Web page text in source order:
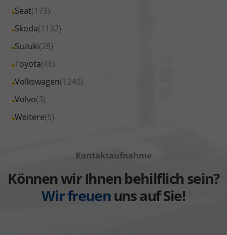
anzeigen
Peugeot
anzeigen
Fahrzeuge
Renault
anzeigen
Seat(173)
Alle
Fahrzeuge
Seat
anzeigen
Skoda(1132)
Alle
Fahrzeuge
Skoda
anzeigen
Suzuki(28)
Alle
Fahrzeuge
Suzuki
anzeigen
Toyota(46)
Alle
Fahrzeuge
Toyota
anzeigen
Volkswagen(1240)
Alle
Fahrzeuge
Volkswagen
Volvo(3)
Alle
Fahrzeuge
Weitere(5)
Alle
anzeigen
Kontaktaufnahme
Können wir Ihnen behilflich sein?
Wir freuenuns auf Sie!